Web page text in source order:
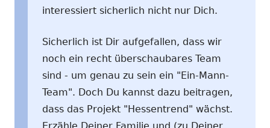
interessiert sicherlich nicht nur Dich.
Sicherlich ist Dir aufgefallen, dass wir
noch ein recht überschaubares Team
sind - um genau zu sein ein "Ein-Mann-
Team". Doch Du kannst dazu beitragen,
dass das Projekt "Hessentrend" wächst.